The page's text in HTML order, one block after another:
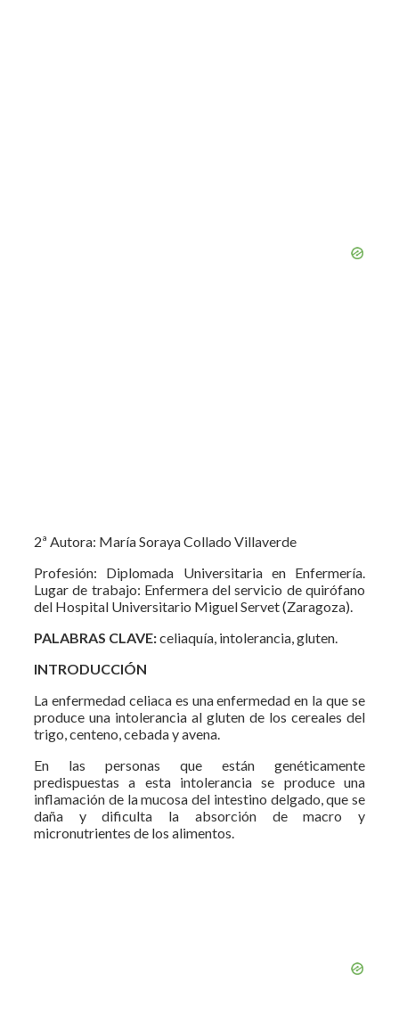
2ª Autora: María Soraya Collado Villaverde
Profesión: Diplomada Universitaria en Enfermería.
Lugar de trabajo: Enfermera del servicio de quirófano
del Hospital Universitario Miguel Servet (Zaragoza).
PALABRAS CLAVE:celiaquía, intolerancia, gluten.
INTRODUCCIÓN
La enfermedad celiaca es una enfermedad en la que se
produce una intolerancia al gluten de los cereales del
trigo, centeno, cebada y avena.
En las personas que están genéticamente
predispuestas a esta intolerancia se produce una
inflamación de la mucosa del intestino delgado, que se
daña y dificulta la absorción de macro y
micronutrientes de los alimentos.